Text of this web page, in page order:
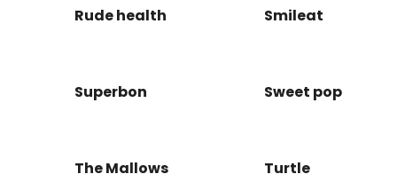
Rude health Smileat
Superbon Sweet pop
The Mallows Turtle